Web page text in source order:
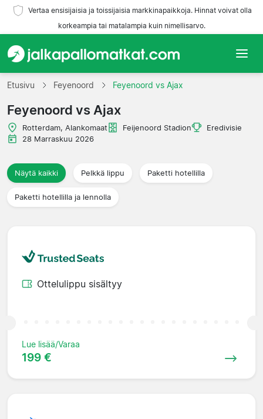
Vertaa ensisijaisia ja toissijaisia markkinapaikkoja. Hinnat voivat olla
korkeampia tai matalampia kuin nimellisarvo.
Etusivu
Joukkueet
Liigat
Matkatoimistoja
Etusivu Feyenoord Feyenoord vs Ajax
Feyenoord vs Ajax
Rotterdam, Alankomaat Feijenoord Stadion
Eredivisie
28 Marraskuu 2026
Näytä kaikki Pelkkä lippu Paketti hotellilla
Paketti hotellilla ja lennolla
Ottelulippu sisältyy
Lue lisää/Varaa
199 €